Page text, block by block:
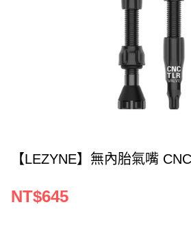
【LEZYNE】無內胎氣嘴
NT$645